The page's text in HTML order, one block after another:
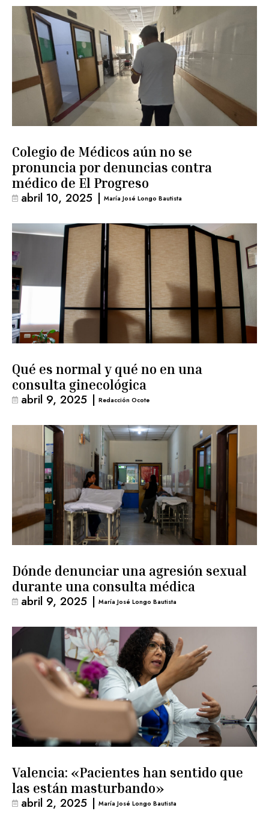
Colegio de Médicos aún no se
pronuncia por denuncias contra
médico de El Progreso
abril 10, 2025 | María José Longo Bautista
Qué es normal y qué no en una
consulta ginecológica
abril 9, 2025 | Redacción Ocote
Dónde denunciar una agresión sexual
durante una consulta médica
abril 9, 2025 | María José Longo Bautista
Valencia: «Pacientes han sentido que
las están masturbando»
abril 2, 2025 | María José Longo Bautista